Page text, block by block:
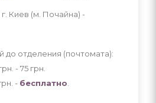
Киев (м. Почайна) -
до отделения (почтомата):
- 75 грн
- бесплатно